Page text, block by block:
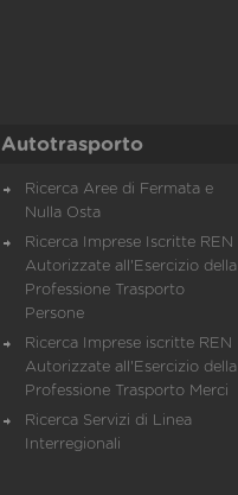
Autotrasporto
Ricerca Aree di Fermata e
Nulla Osta
Ricerca Imprese Iscritte REN
Autorizzate all'Esercizio della
Professione Trasporto
Persone
Ricerca Imprese iscritte REN
Autorizzate all'Esercizio della
Professione Trasporto Merci
Ricerca Servizi di Linea
Interregionali